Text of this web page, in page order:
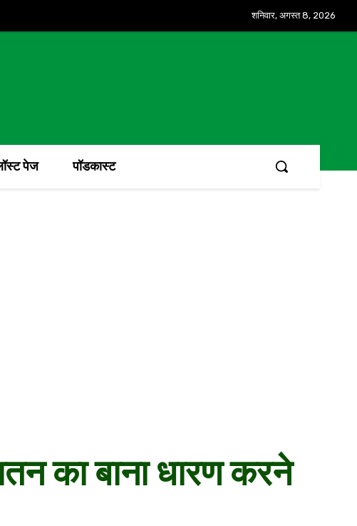
शनिवार, अगस्त 8, 2026
पेज पॉडकास्ट
का बाना धारण करने